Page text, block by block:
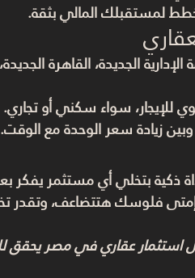
لمستقبلك المالي بثقة.
الإدارية الجديدة، القاهرة
للإيجار، سواء سكني أو تجاري.
وبين زيادة سعر الوحدة مع الوقت.
بتخلي أي مستثمر يفكر
فلوسك هتتضاعف، وتقدر